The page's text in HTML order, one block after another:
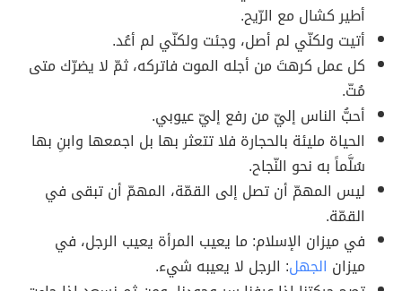
أطير كشال مع الرّيح.
أتيت ولكنّي لم أصل، وجئت ولكنّي لم أعُد.
كل عمل كرهتَ من أجله الموت فاتركه، ثمّ لا يضرّك متى
مُتّ.
أحبُّ الناس إليّ من رفع إليّ عيوبي.
الحياة مليئة بالحجارة فلا تتعثر بها بل اجمعها وابنِ بها
سُلَّماً به نحو النّجاح.
ليس المهمّ أن تصل إلى القمّة، المهمّ أن تبقى في
القمّة.
في ميزان الإسلام: ما يعيب المرأة يعيب الرجل، في
ميزان الجهل: الرجل لا يعيبه شيء.